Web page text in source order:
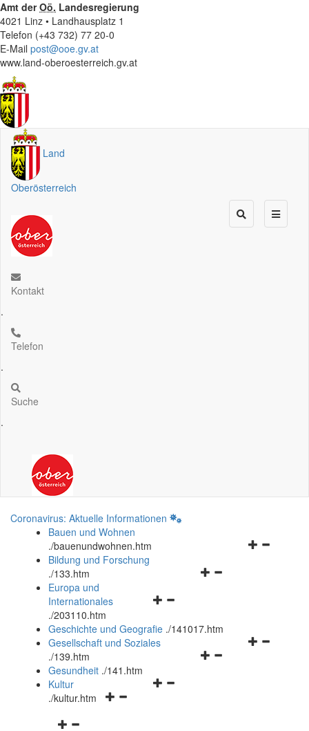
Amt derOö. Landesregierung
4021 Linz • Landhausplatz 1
Telefon (+43 732) 77 20-0
E-Mail post@ooe.gv.at
www.land-oberoesterreich.gv.at
Land
Oberösterreich
Kontakt
.
Telefon
.
Suche
.
Coronavirus: Aktuelle Informationen
Bauen und Wohnen
./bauenundwohnen.htm
Navigationsmenü
Bildung und Forschung
./133.htm
Navigationsmenü
und
schließen
Europa und
Internationales
./203110.htm
Geschichte und Geografie ./141017.htm
Navigationsmenü
Gesellschaft und Soziales
./139.htm
Navigationsmenü
Gesundheit ./141.htm
Navigationsmenü
Kultur
./kultur.htm
Navigationsmenü